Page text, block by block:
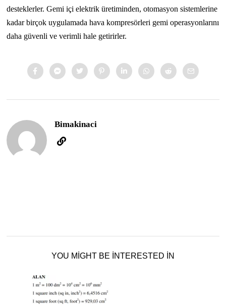
desteklerler. Gemi içi elektrik üretiminden, otomasyon sistemlerine
kadar birçok uygulamada hava kompresörleri gemi operasyonlarını
daha güvenli ve verimli hale getirirler.
Bimakinaci
YOU MIGHT BE INTERESTED IN